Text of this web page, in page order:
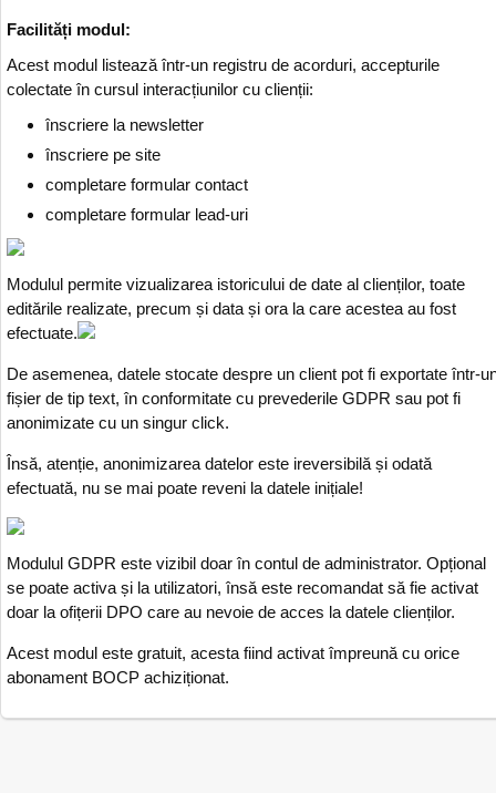
Facilități modul:
Acest modul listează într-un registru de acorduri, accepturile
colectate în cursul interacțiunilor cu clienții:
înscriere la newsletter
înscriere pe site
completare formular contact
completare formular lead-uri
Modulul permite vizualizarea istoricului de date al clienților, toate
editările realizate, precum și data și ora la care acestea au fost
efectuate.
De asemenea, datele stocate despre un client pot fi exportate într-
fișier de tip text, în conformitate cu prevederile GDPR sau pot fi
anonimizate cu un singur click.
Însă, atenție, anonimizarea datelor este ireversibilă și odată
efectuată, nu se mai poate reveni la datele inițiale!
Modulul GDPR este vizibil doar în contul de administrator. Opțional
se poate activa și la utilizatori, însă este recomandat să fie activat
doar la ofițerii DPO care au nevoie de acces la datele clienților.
Acest modul este gratuit, acesta fiind activat împreună cu orice
abonament BOCP achiziționat.